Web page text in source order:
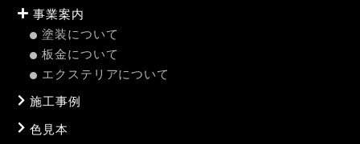
事業案内
塗装について
板金について
エクステリアについて
施工事例
色見本